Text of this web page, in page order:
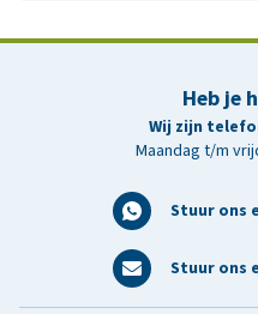
Heb je
Wij zijn
Maandag t/m
Stuur ons
Stuur ons